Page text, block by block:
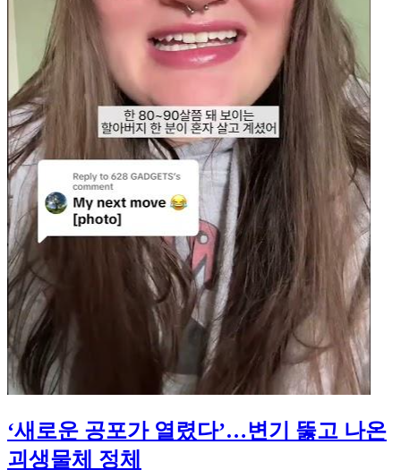
‘새로운 공포가 열렸다’…변기 뚫고 나온
괴생물체 정체